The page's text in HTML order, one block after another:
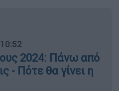
2024: Πάνω από
- Πότε θα γίνει η